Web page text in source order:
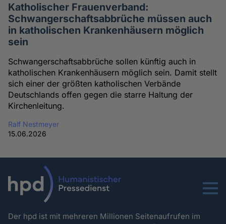
Katholischer Frauenverband:
Schwangerschaftsabbrüche müssen auch
in katholischen Krankenhäusern möglich
sein
Schwangerschaftsabbrüche sollen künftig auch in
katholischen Krankenhäusern möglich sein. Damit stellt
sich einer der größten katholischen Verbände
Deutschlands offen gegen die starre Haltung der
Kirchenleitung.
Ralf Nestmeyer
15.06.2026
Menu
Der hpd ist mit mehreren Millionen Seitenaufrufen im